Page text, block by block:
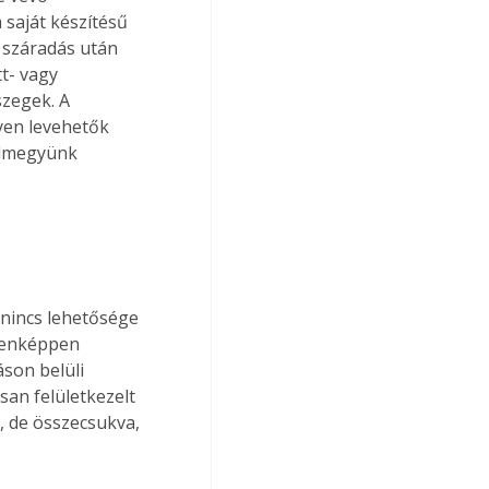
készítésű
után
vagy
A
levehetők
lehetősége
belüli
felületkezelt
összecsukva,